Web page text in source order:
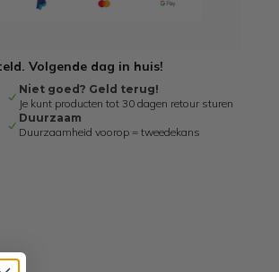
Volgende dag in huis!
Niet goed? Geld terug!
Je kunt producten tot 30 dagen retour sturen
Duurzaam
Duurzaamheid voorop = tweedekans